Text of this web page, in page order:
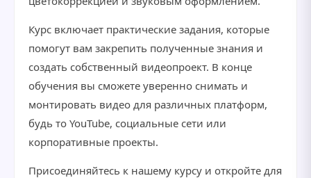
Курс включает практические задания, которые
помогут вам закрепить полученные знания и
создать собственный видеопроект. В конце
обучения вы сможете уверенно снимать и
монтировать видео для различных платформ,
будь то YouTube, социальные сети или
корпоративные проекты.
Присоединяйтесь к нашему курсу и откройте для